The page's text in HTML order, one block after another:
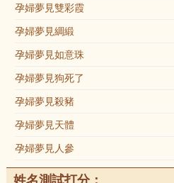
孕婦夢見雙彩霞
孕婦夢見綢緞
孕婦夢見如意珠
孕婦夢見狗死了
孕婦夢見殺豬
孕婦夢見天體
孕婦夢見人參
姓名測試打分：